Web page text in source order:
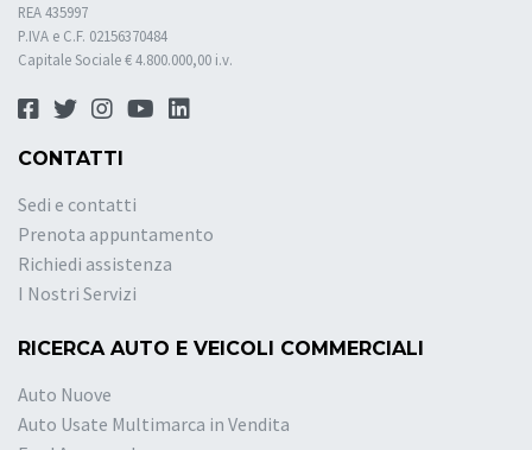
REA 435997
P.IVA e C.F. 02156370484
Capitale Sociale € 4.800.000,00 i.v.
CONTATTI
Sedi e contatti
Prenota appuntamento
Richiedi assistenza
I Nostri Servizi
RICERCA AUTO E VEICOLI COMMERCIALI
Auto Nuove
Auto Usate Multimarca in Vendita